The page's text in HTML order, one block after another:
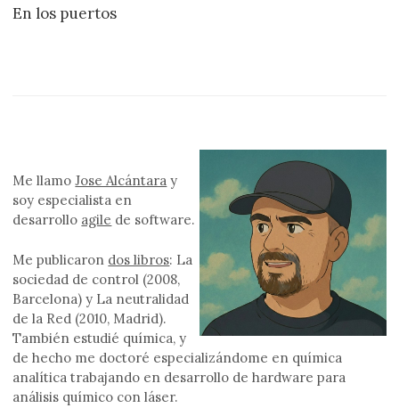
En los puertos
Me llamoJose Alcántara y
soy especialista en
desarrollo agile de software.
Me publicaron dos libros: La
sociedad de control (2008,
Barcelona) y La neutralidad
de la Red (2010, Madrid).
También estudié química, y
de hecho me doctoré especializándome en química
analítica trabajando en desarrollo de hardware para
análisis químico con láser.